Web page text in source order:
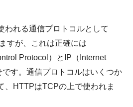
われる通信プロトコルとして
すが、これは正確には
Protocol）とIP（Internet
す。通信プロトコルはいくつか
、HTTPはTCPの上で使われま